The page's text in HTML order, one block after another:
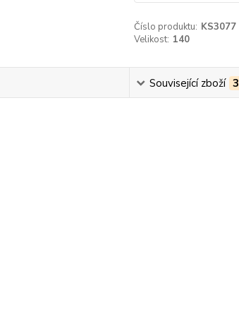
Číslo produktu: KS3077
Velikost: 140
Související zboží 3